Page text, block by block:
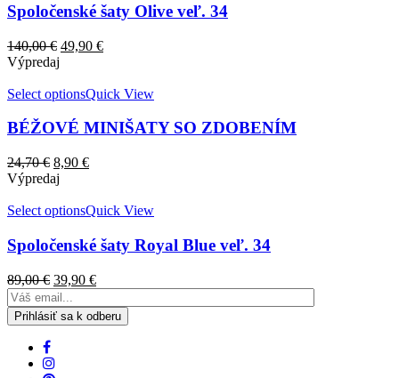
Spoločenské šaty Olive veľ. 34
140,00€ 49,90 €
Výpredaj
Select optionsQuick View
BÉŽOVÉ MINIŠATY SO ZDOBENÍM
24,70€ 8,90 €
Výpredaj
Select optionsQuick View
Spoločenské šaty Royal Blue veľ. 34
89,00€ 39,90 €